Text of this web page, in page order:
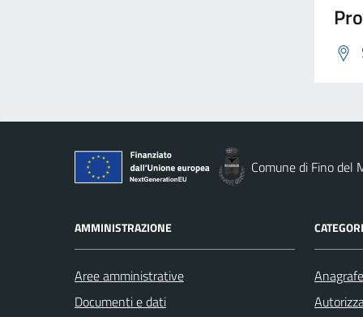
Comune di Fino del
AMMINISTRAZIONE
Aree amministrative
Documenti e dati